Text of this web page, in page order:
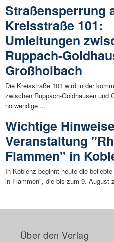
Straßensperrung
Kreisstraße 101:
Umleitungen
Ruppach-
Großholbach
Die Kreisstraße 101 wird in der
zwischen Ruppach-Goldhausen und
notwendige ...
Wichtige
Veranstaltung
Flammen" in
In Koblenz beginnt heute die
in Flammen", die bis zum 9. August
Über den Verlag